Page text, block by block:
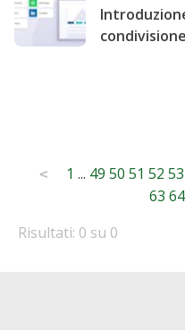
Posts
pagination
< 1 ... 49 50 51 52 53
63 64
Risultati: 0 su 0